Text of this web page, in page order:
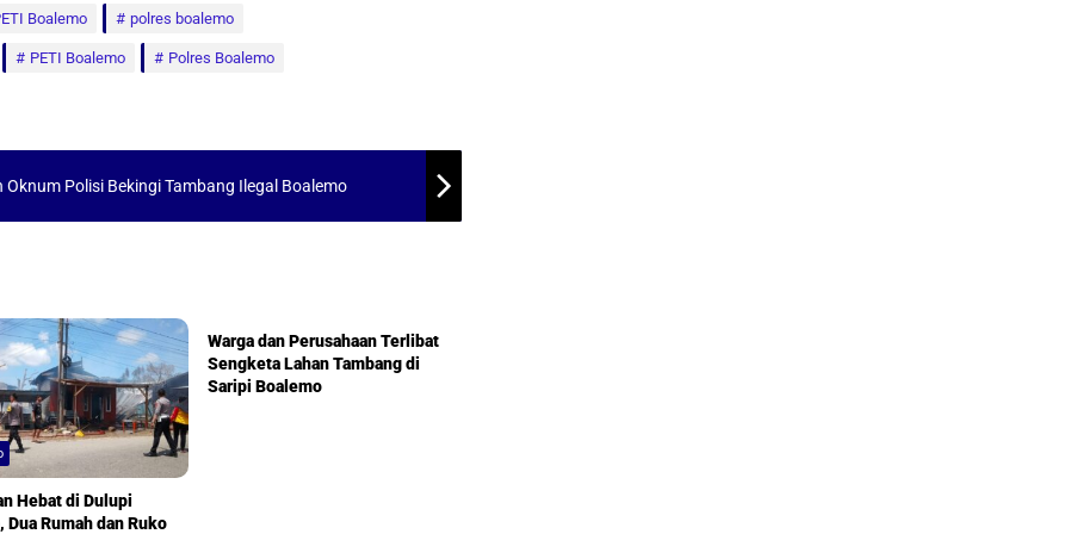
Boalemo polres boalemo
PETI Boalemo Polres Boalemo
Polisi Bekingi Tambang Ilegal Boalemo
Hebat di Dulupi
Dua Rumah dan Ruko
Warga dan Perusahaan Terlibat
Sengketa Lahan Tambang di
Saripi Boalemo